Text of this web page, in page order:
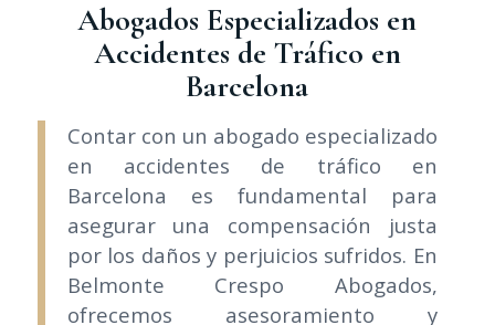
Abogados Especializados en
Accidentes de Tráfico en
Barcelona
Contar con un abogado especializado
en accidentes de tráfico en
Barcelona es fundamental para
asegurar una compensación justa
por los daños y perjuicios sufridos. En
Belmonte Crespo Abogados,
ofrecemos asesoramiento y